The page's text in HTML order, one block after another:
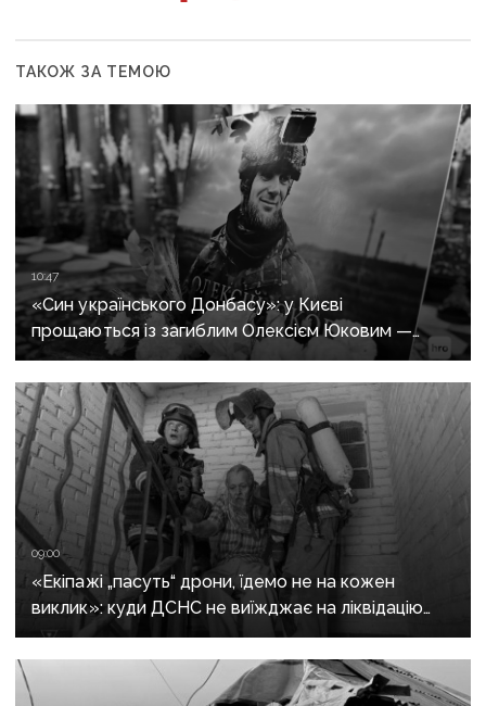
ТАКОЖ ЗА ТЕМОЮ
10:47
«Син українського Донбасу»: у Києві
прощаються із загиблим Олексієм Юковим —
пошуковцем загону «Плацдарм»
09:00
«Екіпажі „пасуть“ дрони, їдемо не на кожен
виклик»: куди ДСНС не виїжджає на ліквідацію
надзвичайних ситуацій у Краматорську
та Слов’янську